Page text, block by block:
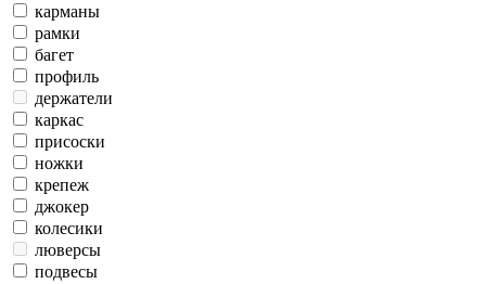
карманы
рамки
багет
профиль
держатели
каркас
присоски
ножки
крепеж
джокер
колесики
люверсы
подвесы